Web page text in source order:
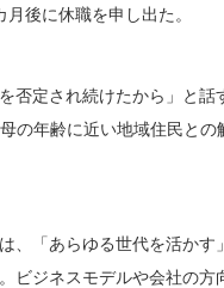
後に休職を申し出た。
否定され続けたから」と
の年齢に近い地域住民と
、「あらゆる世代を活か
ビジネスモデルや会社の